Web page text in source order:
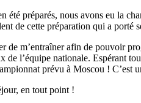
été préparés, nous avons eu la
de cette préparation qui a porté
de m’entraîner afin de pouvoir
de l’équipe nationale. Espérant
prévu à Moscou ! C’est
en tout point !